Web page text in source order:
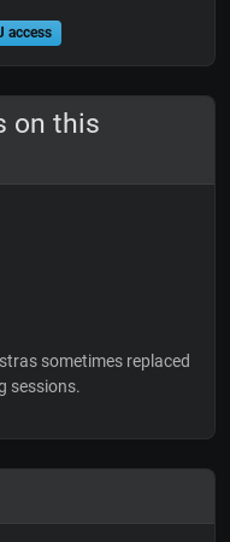
access
on this
sometimes replaced
sessions.